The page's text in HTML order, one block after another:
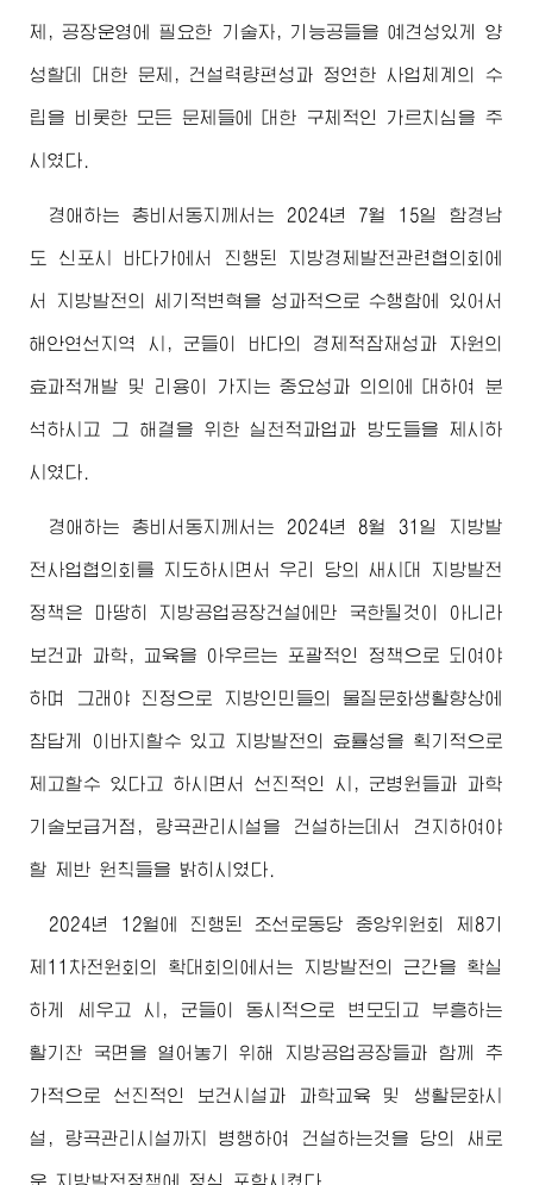
제, 공장운영에 필요한 기술자, 기능공들을 예견성있게 양
성할데 대한 문제, 건설력량편성과 정연한 사업체계의 수
립을 비롯한 모든 문제들에 대한 구체적인 가르치심을 주
시였다.
경애하는 총비서동지께서 는 2024년 7월 15일 함경남
도 신포시 바다가에서 진행된 지방경제발전관련협의회에
서 지방발전의 세기적변혁을 성과적으로 수행함에 있어서
해안연선지역 시, 군들이 바다의 경제적잠재성과 자원의
효과적개발 및 리용이 가지는 중요성과 의의에 대하여 분
석하시고 그 해결을 위한 실천적과업과 방도들을 제시하
시였다.
경애하는 총비서동지께서 는 2024년 8월 31일 지방발
전사업협의회를 지도하시면서 우리 당의 새시대 지방발전
정책은 마땅히 지방공업공장건설에만 국한될것이 아니라
보건과 과학, 교육을 아우르는 포괄적인 정책으로 되여야
하며 그래야 진정으로 지방인민들의 물질문화생활향상에
참답게 이바지할수 있고 지방발전의 효률성을 획기적으로
제고할수 있다고 하시면서 선진적인 시, 군병원들과 과학
기술보급거점, 량곡관리시설을 건설하는데서 견지하여야
할 제반 원칙들을 밝히시였다.
2024년 12월에 진행된 조선로동당 중앙위원회 제8기
제11차전원회의 확대회의에서는 지방발전의 근간을 확실
하게 세우고 시, 군들이 동시적으로 변모되고 부흥하는
활기찬 국면을 열어놓기 위해 지방공업공장들과 함께 추
가적으로 선진적인 보건시설과 과학교육 및 생활문화시
설, 량곡관리시설까지 병행하여 건설하는것을 당의 새로
운 지방발전정책에 정식 포함시켰다.